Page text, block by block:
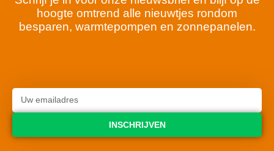
hoogte omtrend alle nieuwtjes rondom
besparen, warmtepompen en zonnepanelen.
INSCHRIJVEN